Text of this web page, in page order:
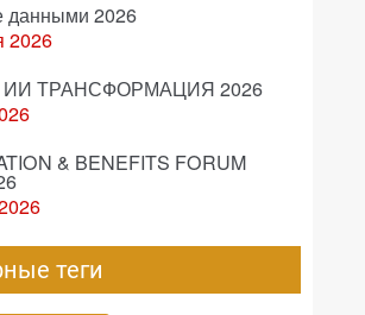
данными 2026
2026
ИИ ТРАНСФОРМАЦИЯ 2026
& BENEFITS FORUM
теги